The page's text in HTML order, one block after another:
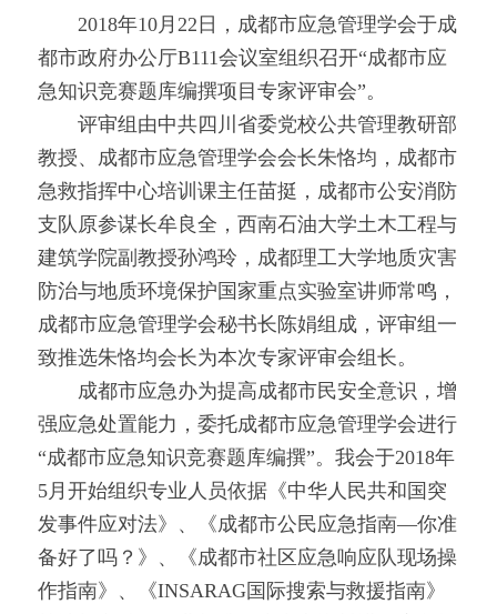
2018年10月22日，成都市应急管理学会于成
都市政府办公厅B111会议室组织召开“成都市应
急知识竞赛题库编撰项目专家评审会”。
评审组由中共四川省委党校公共管理教研部
教授、成都市应急管理学会会长朱恪均，成都市
急救指挥中心培训课主任苗挺，成都市公安消防
支队原参谋长牟良全，西南石油大学土木工程与
建筑学院副教授孙鸿玲，成都理工大学地质灾害
防治与地质环境保护国家重点实验室讲师常鸣，
成都市应急管理学会秘书长陈娟组成，评审组一
致推选朱恪均会长为本次专家评审会组长。
成都市应急办为提高成都市民安全意识，增
强应急处置能力，委托成都市应急管理学会进行
“成都市应急知识竞赛题库编撰”。我会于2018年
5月开始组织专业人员依据《中华人民共和国突
发事件应对法》、《成都市公民应急指南—你准
备好了吗？》、《成都市社区应急响应队现场操
作指南》、《INSARAG国际搜索与救援指南》